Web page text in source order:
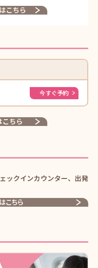
こちら
今すぐ予約
こちら
ックインカウンター、出発
こちら